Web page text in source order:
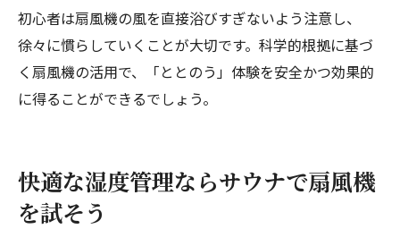
初心者は扇風機の風を直接浴びすぎないよう注意し、
徐々に慣らしていくことが大切です。科学的根拠に基づ
く扇風機の活用で、「ととのう」体験を安全かつ効果的
に得ることができるでしょう。
快適な湿度管理ならサウナで扇風機
を試そう